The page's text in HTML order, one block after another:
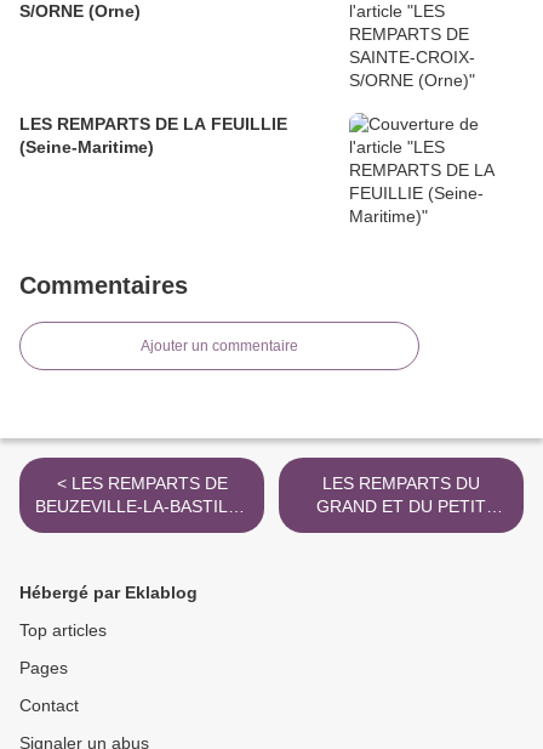
S/ORNE (Orne)
LES REMPARTS DE LA FEUILLIE
(Seine-Maritime)
Commentaires
Ajouter un commentaire
< LES REMPARTS DE
BEUZEVILLE-LA-BASTILLE
(Manche)
LES REMPARTS DU
GRAND ET DU PETIT
BESLE (Seine-Maritime) >
Hébergé par Eklablog
Top articles
Pages
Contact
Signaler un abus